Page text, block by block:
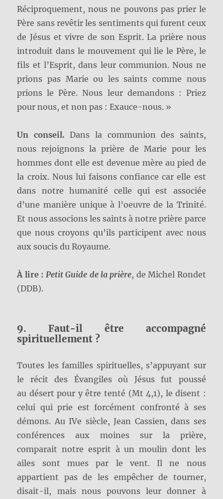
Réciproquement, nous ne pouvons pas prier le
Père sans revêtir les sentiments qui furent ceux
de Jésus et vivre de son Esprit. La prière nous
introduit dans le mouvement qui lie le Père, le
fils et l’Esprit, dans leur communion. Nous ne
prions pas Marie ou les saints comme nous
prions le Père. Nous leur demandons : Priez
pour nous, et non pas : Exauce-nous. »
Un conseil. Dans la communion des saints,
nous rejoignons la prière de Marie pour les
hommes dont elle est devenue mère au pied de
la croix. Nous lui faisons confiance car elle est
dans notre humanité celle qui est associée
d’une manière unique à l’oeuvre de la Trinité.
Et nous associons les saints à notre prière parce
que nous croyons qu’ils participent avec nous
aux soucis du Royaume.
À lire : Petit Guide de la prière, de Michel Rondet
(DDB).
9. Faut-il être accompagné
spirituellement ?
Toutes les familles spirituelles, s’appuyant sur
le récit des Évangiles où Jésus fut poussé
au désert pour y être tenté (Mt 4,1), le disent :
celui qui prie est forcément confronté à ses
démons. Au IVe siècle, Jean Cassien, dans ses
conférences aux moines sur la prière,
comparait notre esprit à un moulin dont les
ailes sont mues par le vent. Il ne nous
appartient pas de les empêcher de tourner,
disait-il, mais nous pouvons leur donner à